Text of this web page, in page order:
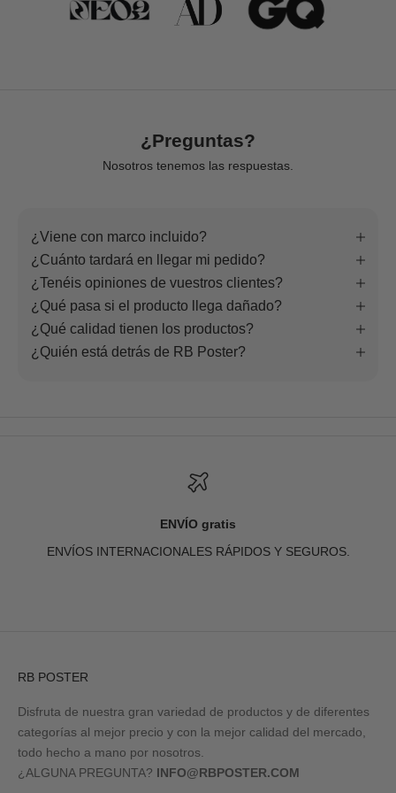
¿Preguntas?
Nosotros tenemos las respuestas.
¿Viene con marco incluido?
¿Cuánto tardará en llegar mi pedido?
¿Tenéis opiniones de vuestros clientes?
¿Qué pasa si el producto llega dañado?
¿Qué calidad tienen los productos?
¿Quién está detrás de RB Poster?
ENVÍO gratis
ENVÍOS INTERNACIONALES RÁPIDOS Y SEGUROS.
RB POSTER
Disfruta de nuestra gran variedad de productos y de diferentes
categorías al mejor precio y con la mejor calidad del mercado,
todo hecho a mano por nosotros.
¿ALGUNA PREGUNTA? INFO@RBPOSTER.COM